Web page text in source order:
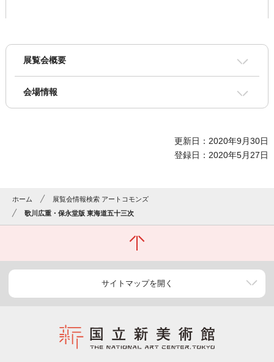
展覧会概要
会場情報
更新日：2020年9月30日
登録日：2020年5月27日
ホーム
展覧会情報検索 アートコモンズ
歌川広重・保永堂版 東海道五十三次
サイトマップを開く